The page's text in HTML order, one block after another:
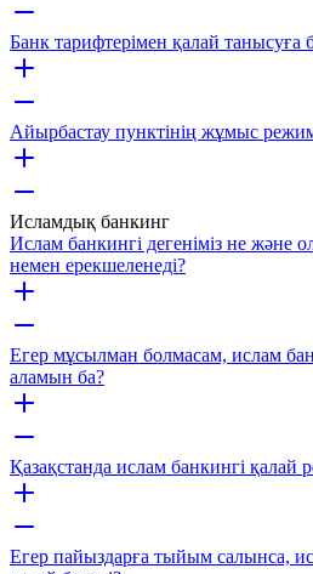
Банк тарифтерімен қалай танысуға
Айырбастау пунктінің жұмыс
Исламдық банкинг
Ислам банкингі дегеніміз не және
немен ерекшеленеді?
Егер мұсылман болмасам, ислам
аламын ба?
Қазақстанда ислам банкингі қалай
Егер пайыздарға тыйым салынса,